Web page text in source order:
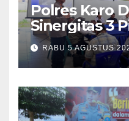
Polres Karo
Sinergitas 3
Pelatihan
Mitigasi
RABU 5 AGUSTUS